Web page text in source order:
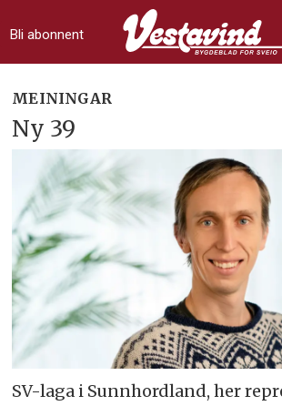
Bli abonnent
MEININGAR
Ny 39
SV-laga i Sunnhordland, her